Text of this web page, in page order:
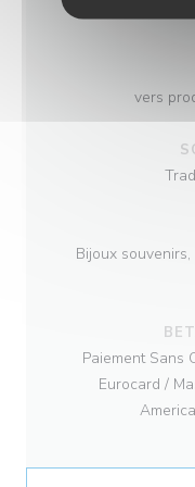
vers
Bijoux
Paiement Sans
Eurocard /